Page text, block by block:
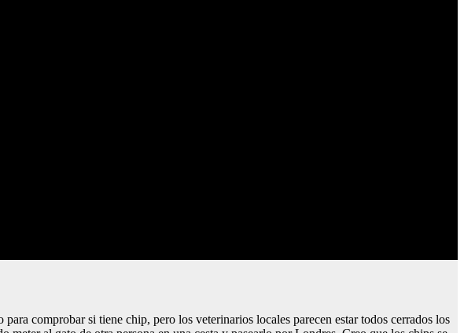
comprobar si tiene chip, pero los veterinarios locales parecen estar todos cerrados los